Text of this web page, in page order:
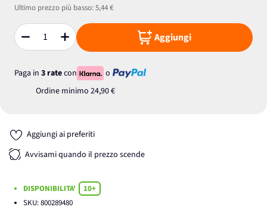
Ultimo prezzo più basso:5,44 €
Quantità Aggiungi
Paga in 3 ratecon
o
Ordine minimo 24,90 €
Aggiungi ai preferiti
Avvisami quando il prezzo scende
DISPONIBILITA'
10+
SKU:800289480